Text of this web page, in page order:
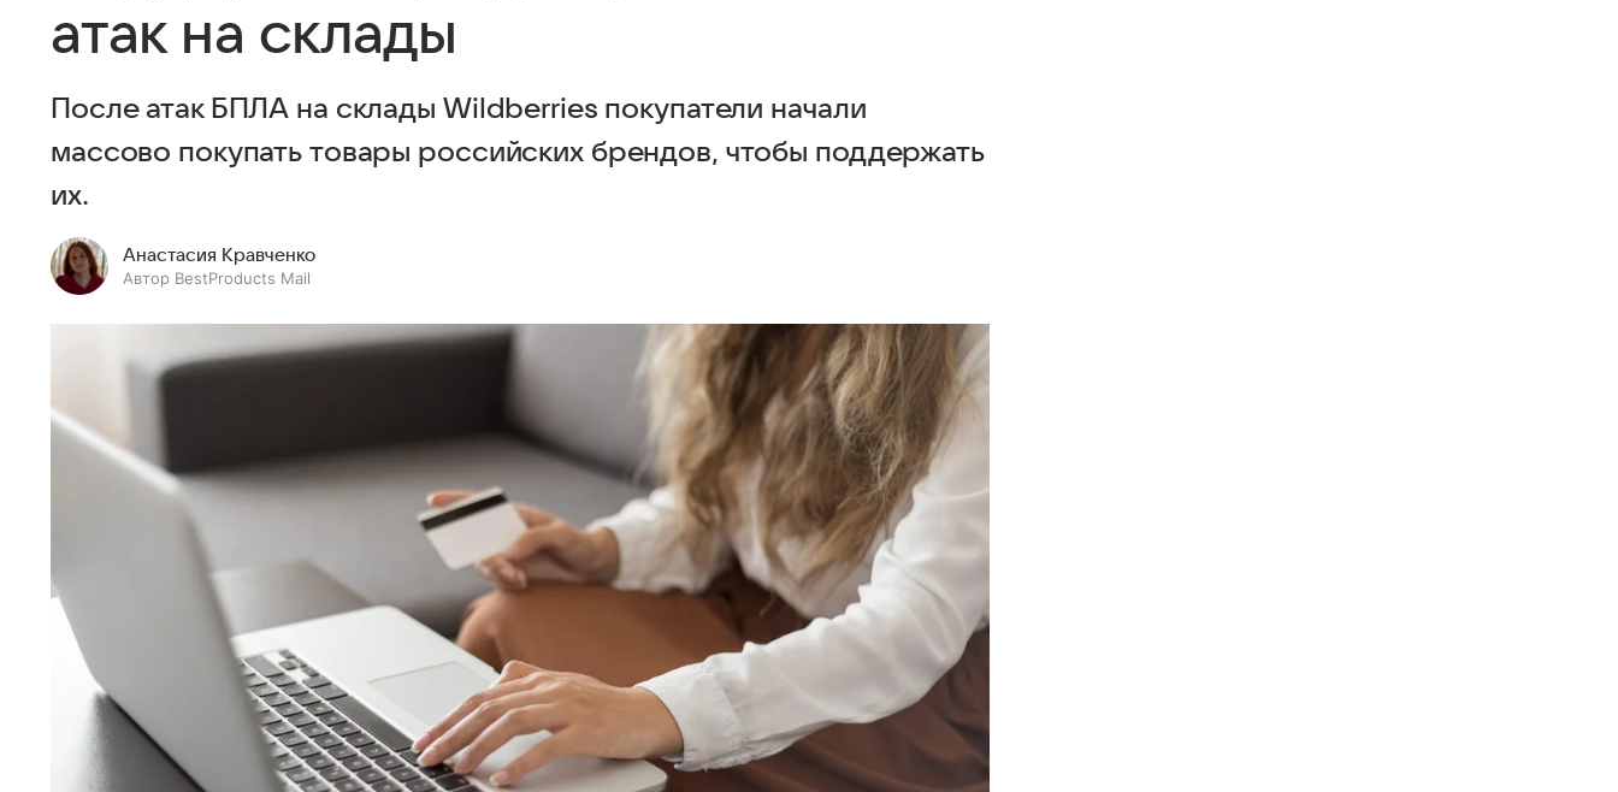
атак на склады
После атак БПЛА на склады Wildberries покупатели начали
массово покупать товары российских брендов, чтобы поддержать
их.
Анастасия Кравченко
Автор BestProducts Mail